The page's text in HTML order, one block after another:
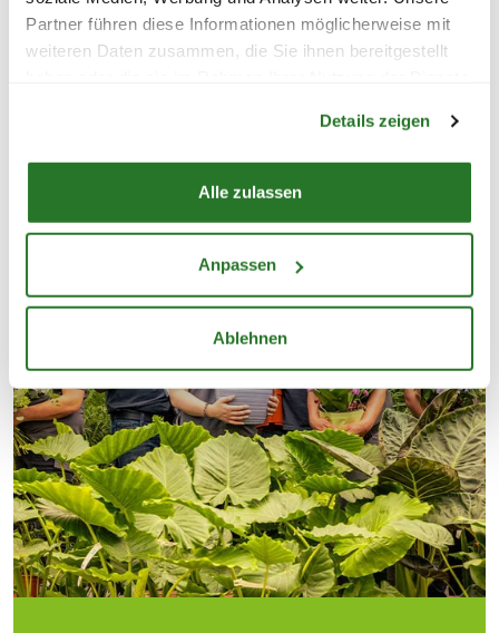
Partner führen diese Informationen möglicherweise mit
weiteren Daten zusammen, die Sie ihnen bereitgestellt
Details zeigen
Alle zulassen
Anpassen
Ablehnen
ALLE BLUMENSTRÄUSSE